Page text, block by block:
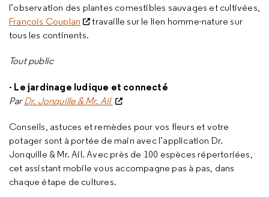
l’observation des plantes comestibles sauvages et cultivées,
François Couplan
travaille sur le lien homme-nature sur
tous les continents.
Tout public
- Le jardinage ludique et connecté
ParDr. Jonquille & Mr. Ail
Conseils, astuces et remèdes pour vos fleurs et votre
potager sont à portée de main avec l’application Dr.
Jonquille & Mr. Ail. Avec près de 100 espèces répertoriées,
cet assistant mobile vous accompagne pas à pas, dans
chaque étape de cultures.